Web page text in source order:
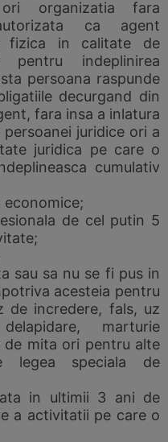
organizatia fara
ca agent
fizica in calitate de
pentru indeplinirea
persoana raspunde
decurgand din
fara insa a inlatura
juridice ori a
juridica pe care o
cumulativ
economice;
de cel putin 5
sau sa nu se fi pus in
acesteia pentru
de incredere, fals, uz
marturie
de mita ori pentru alte
legea speciala de
in ultimii 3 ani de
a activitatii pe care o